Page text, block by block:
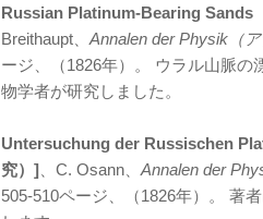
Russian Platinum-Bearing Sands
Breithaupt、 Annalen der Physik（
ージ、（1826年）。 ウラル山脈
物学者が研究しました。
Untersuchung der Russischen
究）] 、C. Osann、 Annalen der
505-510ページ、（1826年）。 著